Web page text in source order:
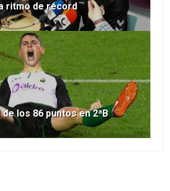
ritmo de récord
los 86 puntos en 2ªB